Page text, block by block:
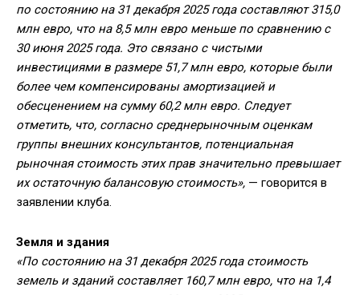
по состоянию на 31 декабря 2025 года составляют 315,0
млн евро, что на 8,5 млн евро меньше по сравнению с
30 июня 2025 года. Это связано с чистыми
инвестициями в размере 51,7 млн евро, которые были
более чем компенсированы амортизацией и
обесценением на сумму 60,2 млн евро. Следует
отметить, что, согласно среднерыночным оценкам
группы внешних консультантов, потенциальная
рыночная стоимость этих прав значительно превышает
их остаточную балансовую стоимость», — говорится в
заявлении клуба.
Земля и здания
«По состоянию на 31 декабря 2025 года стоимость
земель и зданий составляет 160,7 млн евро, что на 1,4